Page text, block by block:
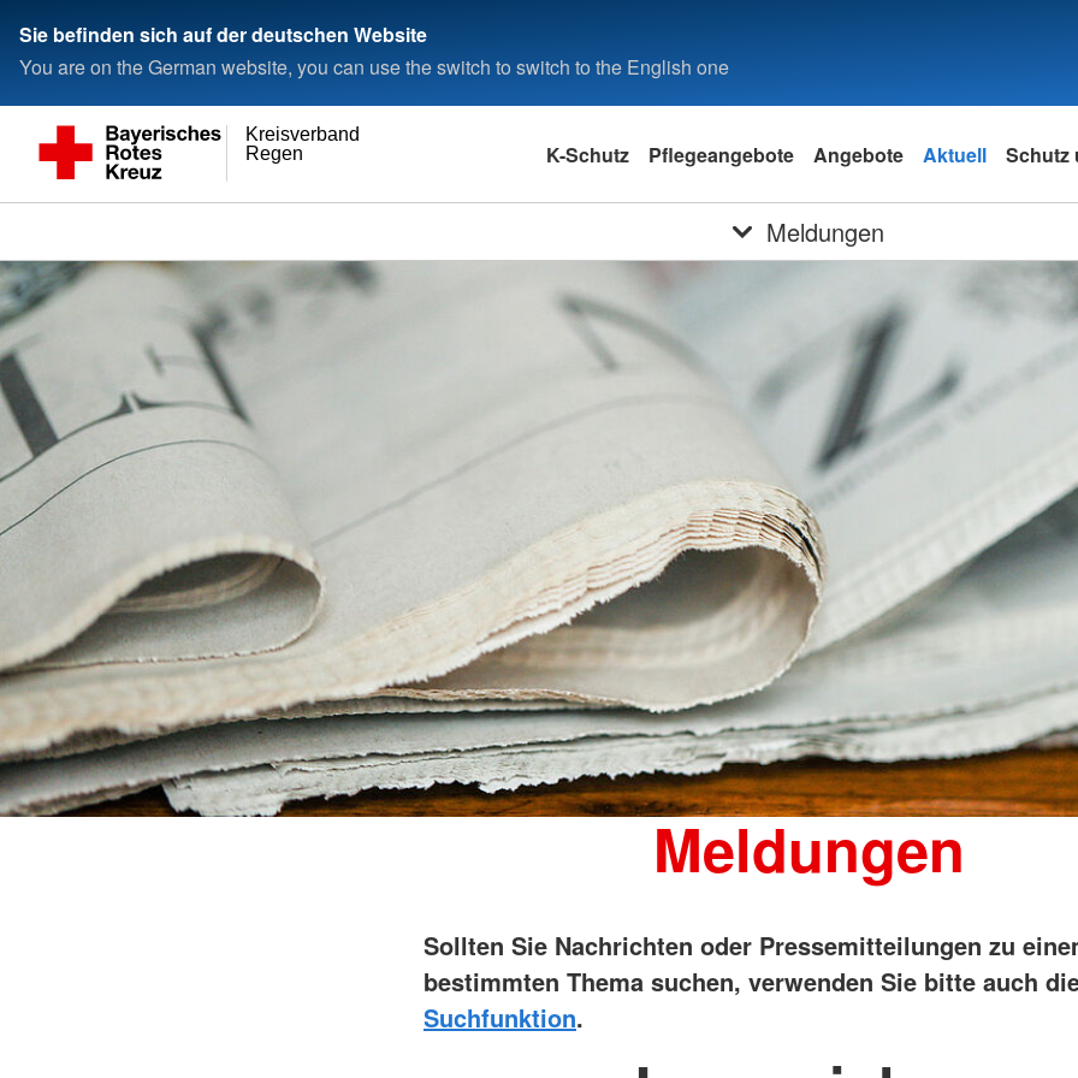
Sie befinden sich auf der deutschen Website
You are on the German website, you can use the switch to switch to the English one
Regen
Kreisverband
K-Schutz Pflegeangebote Angebote Aktuell Schutz
Meldungen
Meldungen
Sollten Sie Nachrichten oder Pressemitteilungen zu
bestimmten Thema suchen, verwenden Sie bitte auch
Suchfunktion.